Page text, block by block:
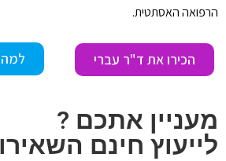
הרפואה האסתטית.
הכירו את ד"ר עברי
מעניין אתכם ?
לייעוץ חינם